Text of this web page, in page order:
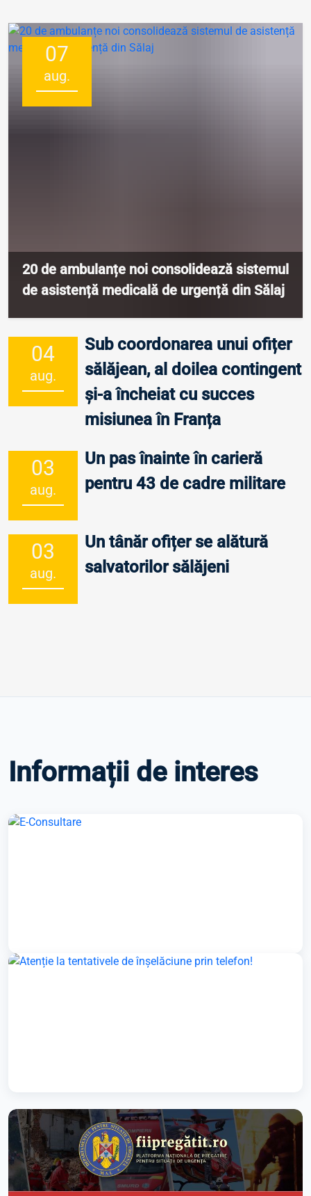
07
aug.
20 de ambulanțe noi consolidează sistemul
de asistență medicală de urgență din Sălaj
04
aug.
Sub coordonarea unui ofițer
sălăjean, al doilea contingent
și-a încheiat cu succes
misiunea în Franța
03
aug.
Un pas înainte în carieră
pentru 43 de cadre militare
03
aug.
Un tânăr ofițer se alătură
salvatorilor sălăjeni
Informații de interes